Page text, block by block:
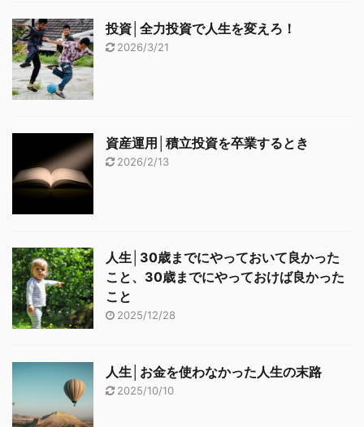
投資│全力投資で人生を変えろ！
2026/3/21
資産運用│積立投資を卒業するとき
2026/2/13
人生│30歳までにやっておいて良かった
こと、30歳までにやっておけば良かった
こと
2025/12/28
人生│お金を使わなかった人生の末路
2025/10/10